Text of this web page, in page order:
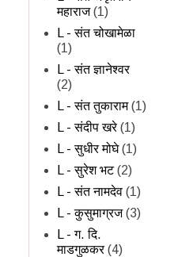
महाराज (1)
L - संत चोखामेळा
(1)
L - संत ज्ञानेश्वर
(2)
L - संत तुकाराम (1)
L - संदीप खरे (1)
L - सुधीर मोघे (1)
L - सुरेश भट (2)
L - संत नामदेव (1)
L - कुसुमाग्रज (3)
L - ग. दि.
माडगुळकर (4)